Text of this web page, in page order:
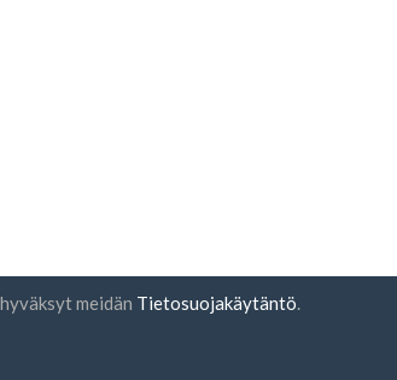
meidän Tietosuojakäytäntö